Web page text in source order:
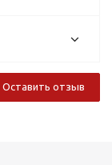
Оставить отзыв